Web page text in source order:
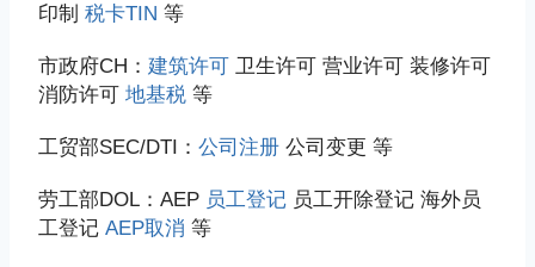
印制 税卡TIN 等
市政府CH： 建筑许可 卫生许可 营业许可 装修许可
消防许可 地基税 等
工贸部SEC/DTI： 公司注册 公司变更 等
劳工部DOL：AEP 员工登记 员工开除登记 海外员
工登记 AEP取消 等